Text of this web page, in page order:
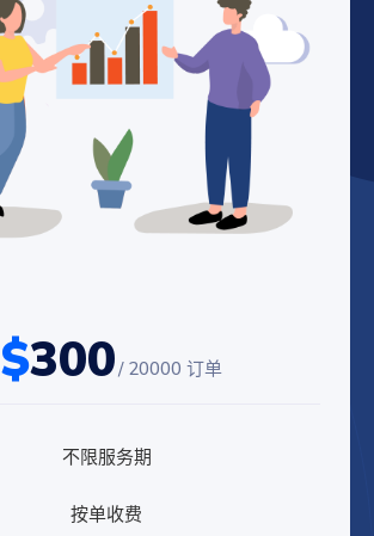
$300/ 20000 订单
不限服务期
按单收费